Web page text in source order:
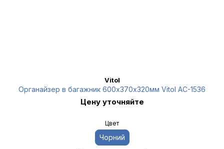
Vitol
Органайзер в багажник 600х370х320мм Vitol AC-1536
Цену уточняйте
Цвет
Чорний